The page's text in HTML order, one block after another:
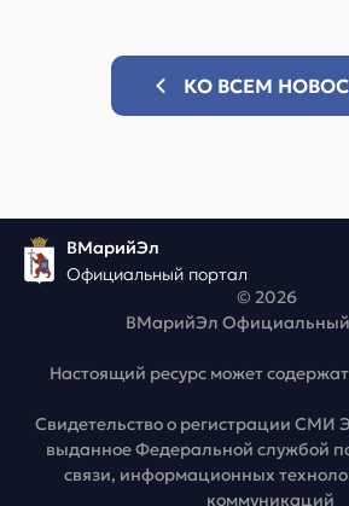
КО ВСЕМ
ВМарийЭл
Официальный портал
© 2026
ВМарийЭл Официальный
Настоящий ресурс может
Свидетельство о регистрации СМИ
выданное Федеральной службой
связи, информационных
коммуникаций